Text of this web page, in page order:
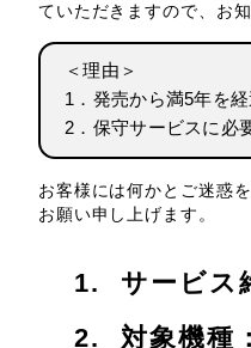
ていただきますので、お
＜理由＞
1．発売から満5年を
2．保守サービスに必
お客様には何かとご迷惑
お願い申し上げます。
1. サービス
2. 対象機種